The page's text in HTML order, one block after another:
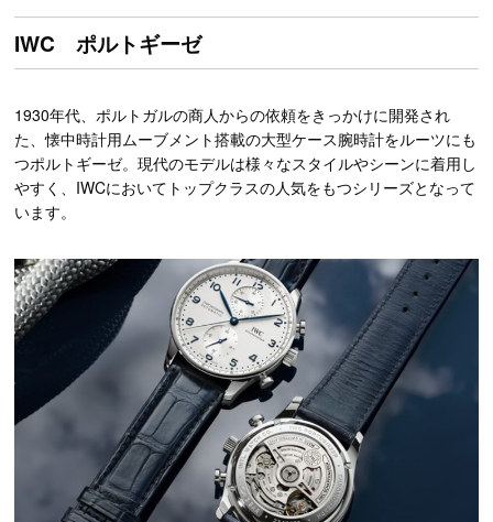
IWC ポルトギーゼ
1930年代、ポルトガルの商人からの依頼をきっかけに開発され
た、懐中時計用ムーブメント搭載の大型ケース腕時計をルーツにも
つポルトギーゼ。現代のモデルは様々なスタイルやシーンに着用し
やすく、IWCにおいてトップクラスの人気をもつシリーズとなって
います。